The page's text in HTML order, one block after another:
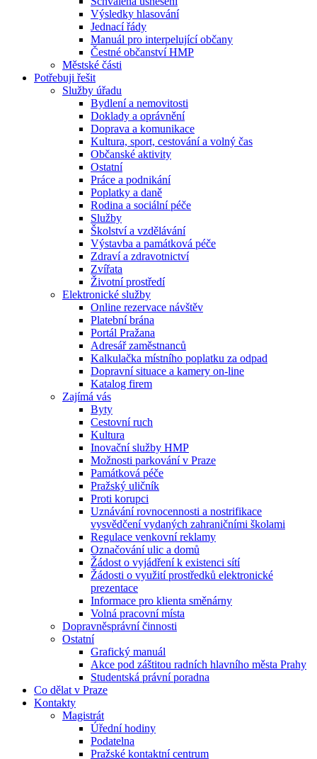
Výsledky hlasování
Jednací řády
Manuál pro interpelující občany
Čestné občanství HMP
Městské části
Potřebuji řešit
Služby úřadu
Bydlení a nemovitosti
Doklady a oprávnění
Doprava a komunikace
Kultura, sport, cestování a volný čas
Občanské aktivity
Ostatní
Práce a podnikání
Poplatky a daně
Rodina a sociální péče
Služby
Školství a vzdělávání
Výstavba a památková péče
Zdraví a zdravotnictví
Zvířata
Životní prostředí
Elektronické služby
Online rezervace návštěv
Platební brána
Portál Pražana
Adresář zaměstnanců
Kalkulačka místního poplatku za odpad
Dopravní situace a kamery on-line
Katalog firem
Zajímá vás
Byty
Cestovní ruch
Kultura
Inovační služby HMP
Možnosti parkování v Praze
Památková péče
Pražský uličník
Proti korupci
Uznávání rovnocennosti a nostrifikace
vysvědčení vydaných zahraničními školami
Regulace venkovní reklamy
Označování ulic a domů
Žádost o vyjádření k existenci sítí
Žádosti o využití prostředků elektronické
prezentace
Informace pro klienta směnárny
Volná pracovní místa
Dopravněsprávní činnosti
Ostatní
Grafický manuál
Akce pod záštitou radních hlavního města Prahy
Studentská právní poradna
Co dělat v Praze
Kontakty
Magistrát
Úřední hodiny
Podatelna
Pražské kontaktní centrum